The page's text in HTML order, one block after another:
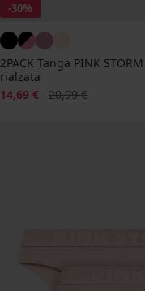
-30%
2PACK Tanga PINK
rialzata
Sconto
14,69 € Prezzo originale
20,99 €